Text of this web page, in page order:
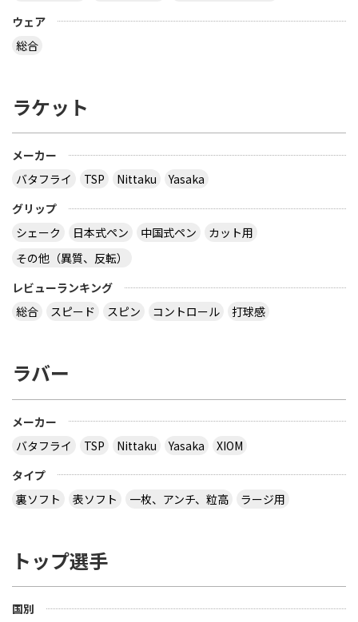
ウェア
総合
ラケット
メーカー
バタフライ
TSP Nittaku
Yasaka
グリップ
シェーク
日本式ペン 中国式ペン
カット用
その他（異質、反転）
レビューランキング
総合
スピード スピン コントロール 打球感
ラバー
メーカー
バタフライ
TSP Nittaku Yasaka
XIOM
タイプ
裏ソフト
表ソフト 一枚、アンチ、粒高 ラージ用
トップ選手
国別